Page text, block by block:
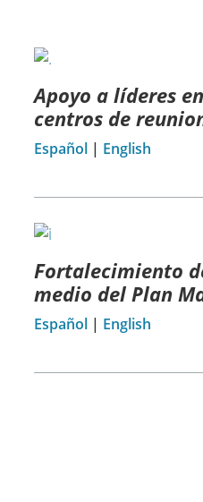
Apoyo a líderes
centros de
Español | English
Fortalecimiento
medio del Plan
Español | English